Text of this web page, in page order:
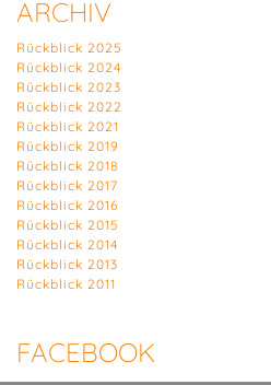
ARCHIV
Rückblick 2025
Rückblick 2024
Rückblick 2023
Rückblick 2022
Rückblick 2021
Rückblick 2019
Rückblick 2018
Rückblick 2017
Rückblick 2016
Rückblick 2015
Rückblick 2014
Rückblick 2013
Rückblick 2011
FACEBOOK